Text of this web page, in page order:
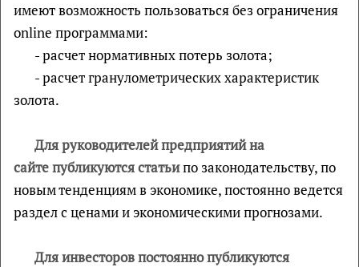
имеют возможность пользоваться без ограничения
online программами:
- расчет нормативных потерь золота;
- расчет гранулометрических характеристик
золота.
Для руководителей предприятий на
сайтепубликуются статьипо законодательству, по
новым тенденциям в экономике, постоянно ведется
раздел с ценами и экономическими прогнозами.
Для инвесторов постоянно публикуются